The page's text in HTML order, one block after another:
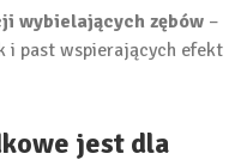
wybielających zębów –
i past wspierających efekt
jest dla